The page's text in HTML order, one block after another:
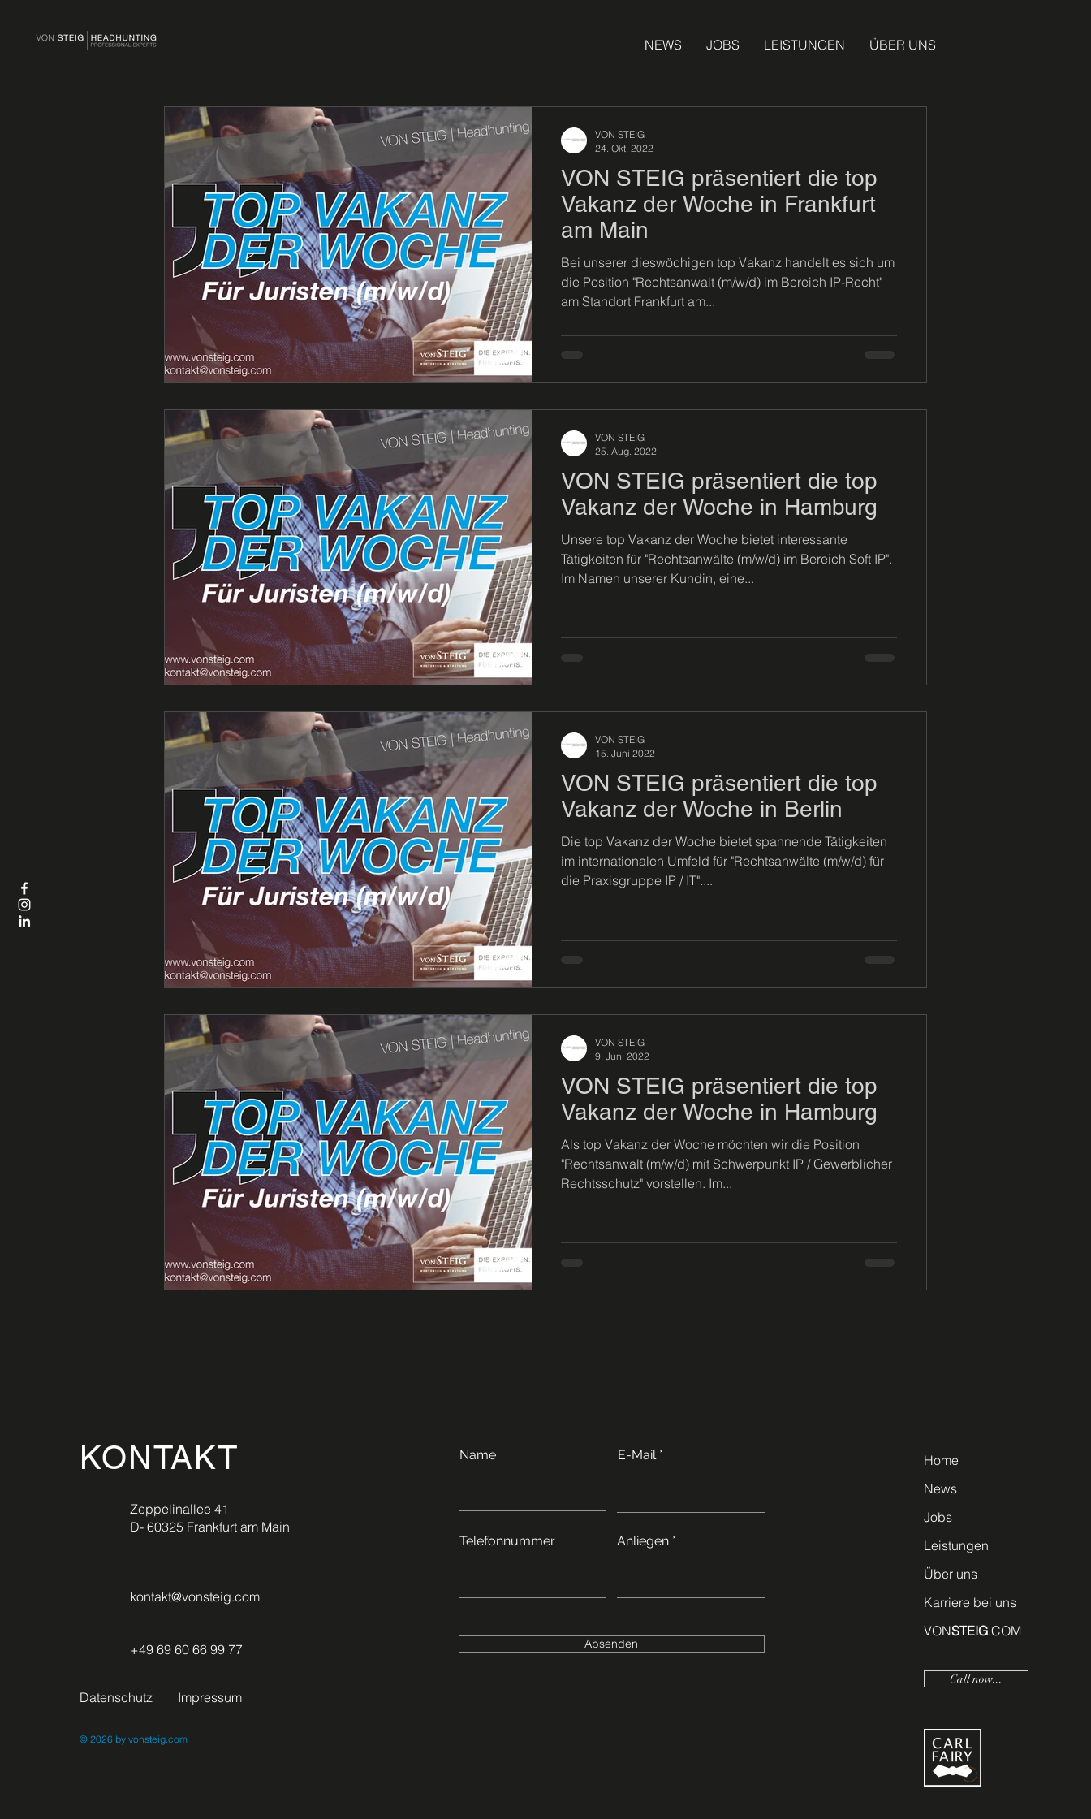
NEWS JOBS LEISTUNGEN ÜBER UNS
VON STEIG präsentiert die top
Vakanz der Woche in Frankfurt
am Main
Bei unserer dieswöchigen top Vakanz handelt es sich um
die Position "Rechtsanwalt (m/w/d) im Bereich IP-Recht"
am Standort Frankfurt am...
VON STEIG
24. Okt. 2022
VON STEIG präsentiert die top
Vakanz der Woche in Hamburg
Unsere top Vakanz der Woche bietet interessante
Tätigkeiten für "Rechtsanwälte (m/w/d) im Bereich Soft IP".
Im Namen unserer Kundin, eine...
VON STEIG
25. Aug. 2022
VON STEIG präsentiert die top
Vakanz der Woche in Berlin
Die top Vakanz der Woche bietet spannende Tätigkeiten
im internationalen Umfeld für "Rechtsanwälte (m/w/d) für
die Praxisgruppe IP / IT"....
VON STEIG
15. Juni 2022
VON STEIG präsentiert die top
Vakanz der Woche in Hamburg
Als top Vakanz der Woche möchten wir die Position
"Rechtsanwalt (m/w/d) mit Schwerpunkt IP / Gewerblicher
Rechtsschutz" vorstellen. Im...
VON STEIG
9. Juni 2022
KONTAKT
Zeppelinallee 41
D- 60325 Frankfurt am Main
kontakt@vonsteig.com
+49 69 60 66 99 77
Datenschutz Impressum
© 2026 by vonsteig.com
Name E-Mail
Telefonnummer Anliegen
Absenden
Home
News
Jobs
Leistungen
Über uns
Karriere bei uns
VONSTEIG.COM
Call now...